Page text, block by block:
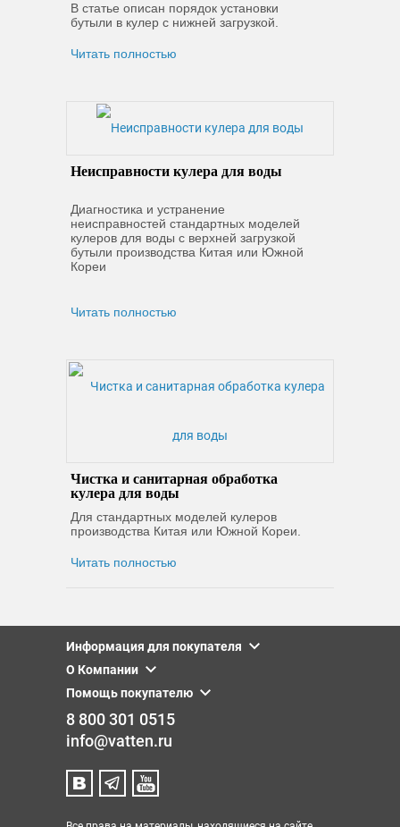
В статье описан порядок установки
бутыли в кулер с нижней загрузкой.
Читать полностью
Неисправности кулера для воды
Диагностика и устранение
неисправностей стандартных моделей
кулеров для воды с верхней загрузкой
бутыли производства Китая или Южной
Кореи
Читать полностью
Чистка и санитарная обработка
кулера для воды
Для стандартных моделей кулеров
производства Китая или Южной Кореи.
Читать полностью
Информация для покупателя
О Компании
Помощь покупателю
8 800 301 0515
info@vatten.ru